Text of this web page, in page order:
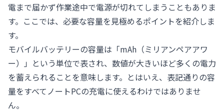
電まで届かず作業途中で電源が切れてしまうこともありま
す。ここでは、必要な容量を見極めるポイントを紹介しま
す。
モバイルバッテリーの容量は「mAh（ミリアンペアアワ
ー）」という単位で表され、数値が大きいほど多くの電力
を蓄えられることを意味します。とはいえ、表記通りの容
量をすべてノートPCの充電に使えるわけではありませ
ん。